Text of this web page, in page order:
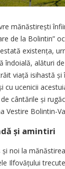
mă­năs­tirești
de la Bolintin”
existența,
îndoială, alături
viață isihastă
cu ucenicii
cântările și
Vestire Bolintin-
și amintiri
noi la
Ilfovățului